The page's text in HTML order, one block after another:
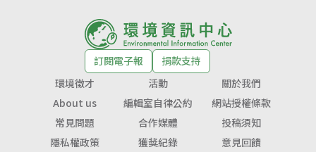
訂閱電子報
捐款支持
環境徵才
活動
關於我們
About us
編輯室自律公約
網站授權條款
常見問題
合作媒體
投稿須知
隱私權政策
獲獎紀錄 意見回饋